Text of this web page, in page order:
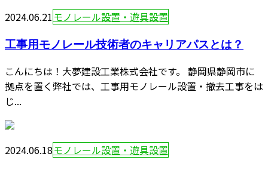
2024.06.21 モノレール設置・遊具設置
工事用モノレール技術者のキャリアパスとは？
こんにちは！大夢建設工業株式会社です。 静岡県静岡市に
拠点を置く弊社では、工事用モノレール設置・撤去工事をは
じ...
2024.06.18モノレール設置・遊具設置